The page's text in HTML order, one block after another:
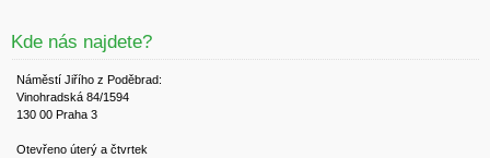
Kde nás najdete?
Náměstí Jiřího z Poděbrad:
Vinohradská 84/1594
130 00 Praha 3
Otevřeno úterý a čtvrtek